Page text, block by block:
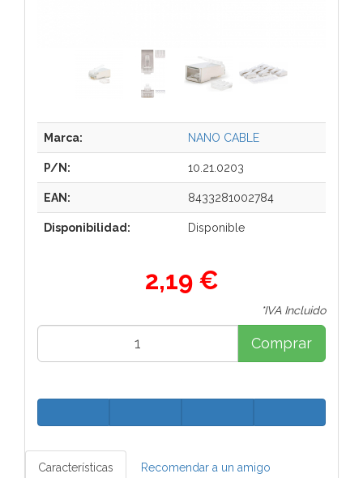
Marca: NANO CABLE
P/N: 10.21.0203
EAN: 8433281002784
Disponibilidad: Disponible
2,19 €
*IVA Incluido
Comprar
Características Recomendar a un amigo